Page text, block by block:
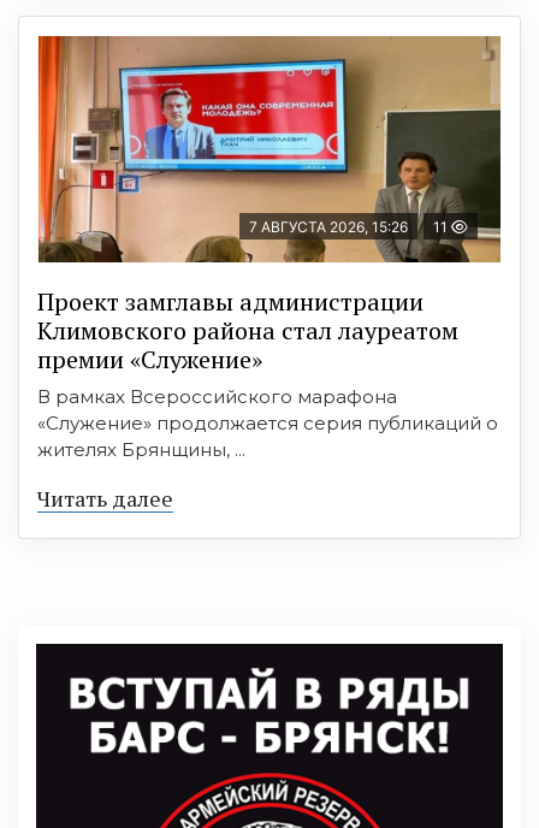
7 АВГУСТА 2026, 15:26 11
Проект замглавы администрации
Климовского района стал лауреатом
премии «Служение»
В рамках Всероссийского марафона
«Служение» продолжается серия публикаций о
жителях Брянщины, ...
Читать далее